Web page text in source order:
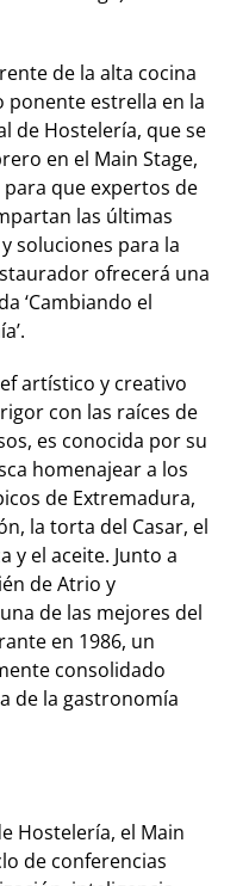
de la alta cocina
ponente estrella en la
de Hostelería, que se
en el Main Stage,
que expertos de
las últimas
soluciones para la
ofrecerá una
‘Cambiando el
artístico y creativo
con las raíces de
es conocida por su
homenajear a los
de Extremadura,
la torta del Casar, el
y el aceite. Junto a
de Atrio y
de las mejores del
en 1986, un
consolidado
de la gastronomía
Hostelería, el Main
de conferencias